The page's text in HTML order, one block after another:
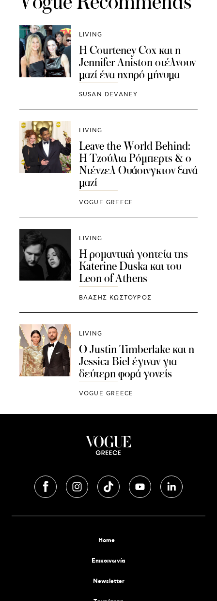
LIVING
Η Courteney Cox και η
Jennifer Aniston στέλνουν
μαζί ένα ηχηρό μήνυμα
SUSAN DEVANEY
LIVING
Leave the World Behind:
Η Τζούλια Ρόμπερτς & ο
Ντένζελ Ουάσινγκτον ξανά
μαζί
VOGUE GREECE
LIVING
Η ρομαντική γοητεία της
Katerine Duska και του
Leon of Athens
ΒΛΑΣΗΣ ΚΩΣΤΟΥΡΟΣ
LIVING
O Justin Timberlake και η
Jessica Biel έγιναν για
δεύτερη φορά γονείς
VOGUE GREECE
Home
Επικοινωνία
Newsletter